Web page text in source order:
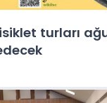
turları